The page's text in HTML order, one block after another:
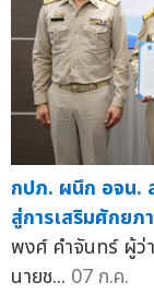
กปภ. ผนึก อจน.
สู่การเสริมศักยภ
พงศ์ คำจันทร์ ผู้ว่
นายช... 07 ก.ค.